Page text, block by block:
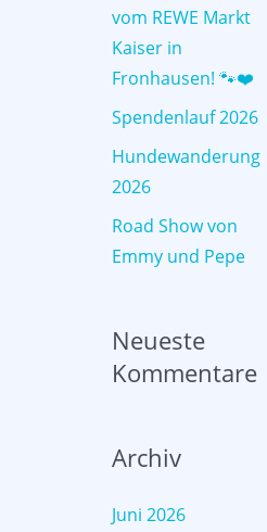
vom REWE Markt
Kaiser in
Fronhausen! 🐾❤️
Spendenlauf 2026
Hundewanderung
2026
Road Show von
Emmy und Pepe
Neueste
Kommentare
Archiv
Juni 2026